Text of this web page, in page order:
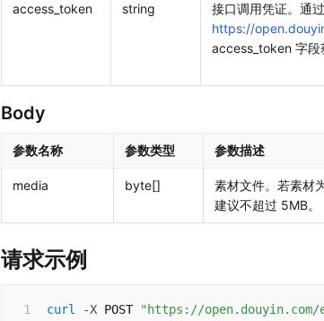
access_token string
https://
access_token 字段
Body
参数名称 参数类型 参数描述
media byte[]
素材文件。若素材
建议不超过 5MB。
请求示例
curl -X POST "https://open.douyin.com/